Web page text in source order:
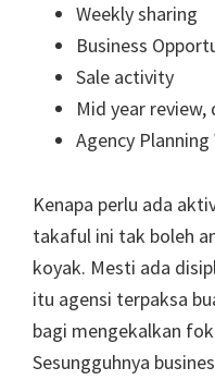
Weekly sharing
Business
Sale activity
Mid year
Agency
Kenapa perlu ada
takaful ini tak boleh
koyak. Mesti ada
itu agensi terpaksa
bagi mengekalkan
Sesungguhnya